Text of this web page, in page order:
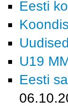
Eesti
U19
Eesti